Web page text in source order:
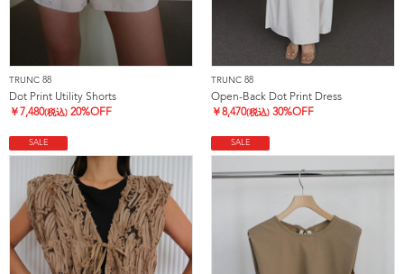
TRUNC 88
Dot Print Utility Shorts
￥ 7,480(税込) 20%OFF
TRUNC 88
Open-Back Dot Print Dress
￥8,470(税込) 30%OFF
SALE SALE